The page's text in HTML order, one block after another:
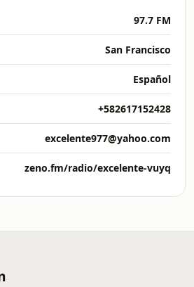
97.7 FM
San Francisco
Español
+582617152428
excelente977@yahoo.com
zeno.fm/radio/excelente-vuyq